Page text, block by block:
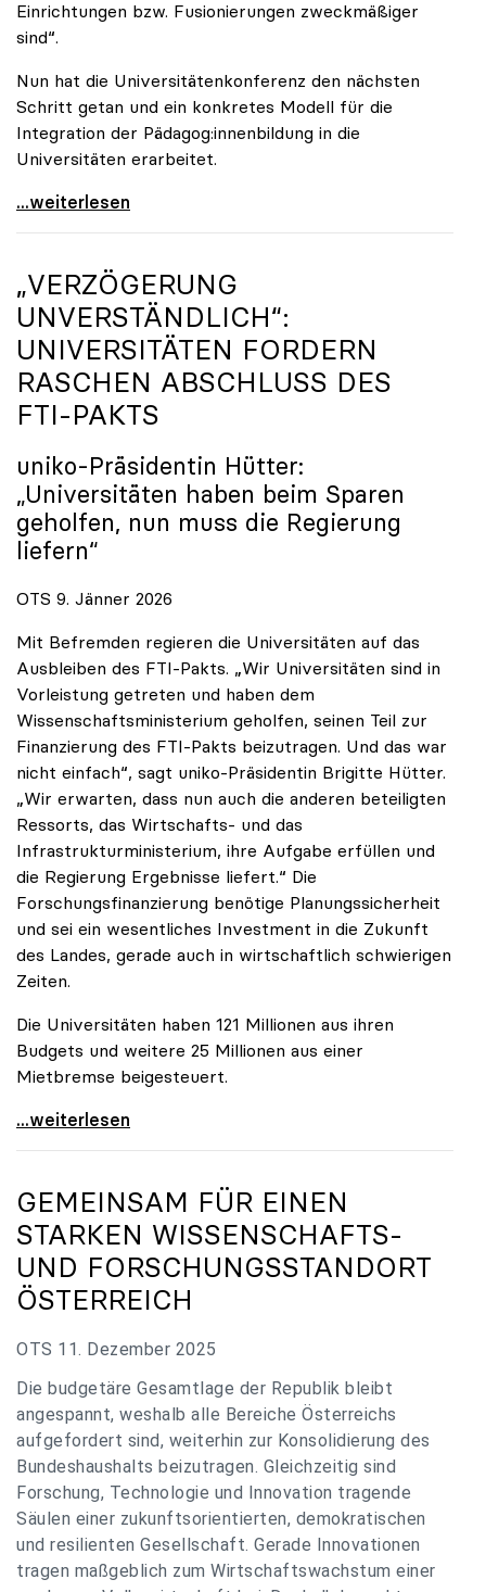
Einrichtungen bzw. Fusionierungen zweckmäßiger
sind“.
Nun hat die Universitätenkonferenz den nächsten
Schritt getan und ein konkretes Modell für die
Integration der Pädagog:innenbildung in die
Universitäten erarbeitet.
Schools of Education an den Universitäten: Für
...weiterlesen
„VERZÖGERUNG
UNVERSTÄNDLICH“:
UNIVERSITÄTEN FORDERN
RASCHEN ABSCHLUSS DES
FTI-PAKTS
uniko-Präsidentin Hütter:
„Universitäten haben beim Sparen
geholfen, nun muss die Regierung
liefern“
OTS 9. Jänner 2026
Mit Befremden regieren die Universitäten auf das
Ausbleiben des FTI-Pakts. „Wir Universitäten sind in
Vorleistung getreten und haben dem
Wissenschaftsministerium geholfen, seinen Teil zur
Finanzierung des FTI-Pakts beizutragen. Und das war
nicht einfach“, sagt uniko-Präsidentin Brigitte Hütter.
„Wir erwarten, dass nun auch die anderen beteiligten
Ressorts, das Wirtschafts- und das
Infrastrukturministerium, ihre Aufgabe erfüllen und
die Regierung Ergebnisse liefert.“ Die
Forschungsfinanzierung benötige Planungssicherheit
und sei ein wesentliches Investment in die Zukunft
des Landes, gerade auch in wirtschaftlich schwierigen
Zeiten.
Die Universitäten haben 121 Millionen aus ihren
Budgets und weitere 25 Millionen aus einer
Mietbremse beigesteuert.
„Verzögerung unverständlich“: Universitäten
...weiterlesen
GEMEINSAM FÜR EINEN
STARKEN WISSENSCHAFTS-
UND FORSCHUNGSSTANDORT
ÖSTERREICH
OTS 11. Dezember 2025
Die budgetäre Gesamtlage der Republik bleibt
angespannt, weshalb alle Bereiche Österreichs
aufgefordert sind, weiterhin zur Konsolidierung des
Bundeshaushalts beizutragen. Gleichzeitig sind
Forschung, Technologie und Innovation tragende
Säulen einer zukunftsorientierten, demokratischen
und resilienten Gesellschaft. Gerade Innovationen
tragen maßgeblich zum Wirtschaftswachstum einer